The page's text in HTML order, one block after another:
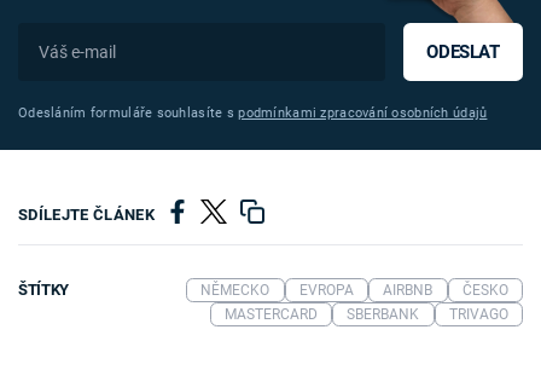
ODESLAT
Odesláním formuláře souhlasíte spodmínkami zpracování osobních údajů
SDÍLEJTE ČLÁNEK
ŠTÍTKY NĚMECKO EVROPA AIRBNB
ČESKO
MASTERCARD
SBERBANK TRIVAGO